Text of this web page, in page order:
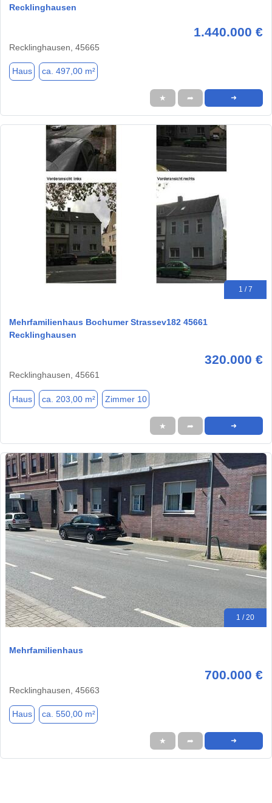
Recklinghausen
1.440.000 €
Recklinghausen, 45665
Haus ca. 497,00 m²
★ ➦ ➜
1 / 7
Mehrfamilienhaus Bochumer Strassev182 45661
Recklinghausen
320.000 €
Recklinghausen, 45661
Haus ca. 203,00 m² Zimmer 10
★ ➦ ➜
1 / 20
Mehrfamilienhaus
700.000 €
Recklinghausen, 45663
Haus ca. 550,00 m²
★ ➦ ➜